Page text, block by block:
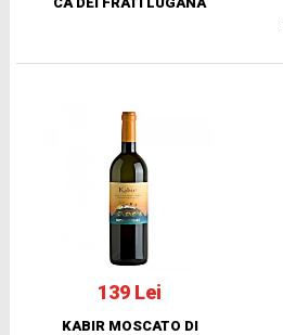
139 Lei
KABIR MOSCATO DI